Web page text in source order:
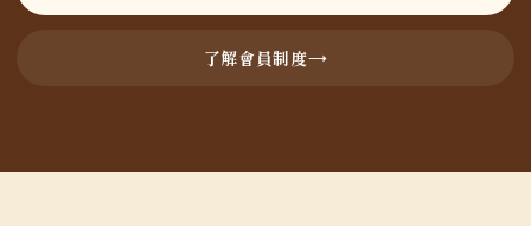
了解會員制度